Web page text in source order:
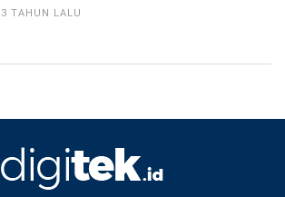
3 TAHUN LALU